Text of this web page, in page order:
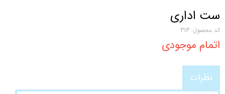
ست اداری
کد محصول: 313
اتمام موجودی
نظرات